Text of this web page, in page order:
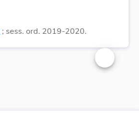
; sess. ord. 2019-2020.
Changer la